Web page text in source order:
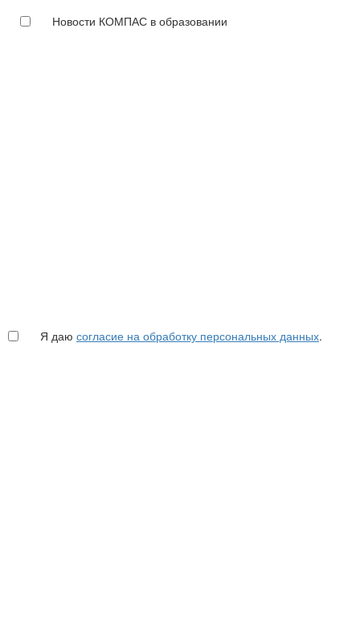
Новости КОМПАС в образовании
Я даю согласие на обработку персональных данных.